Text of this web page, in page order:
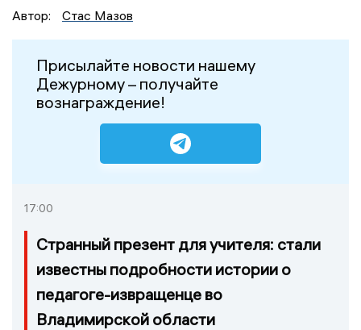
Автор:
Стас Мазов
Присылайте новости нашему
Дежурному – получайте
вознаграждение!
17:00
Странный презент для учителя: стали
известны подробности истории о
педагоге-извращенце во
Владимирской области